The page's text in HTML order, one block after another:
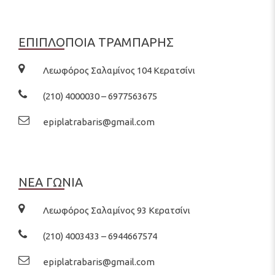
ΕΠΙΠΛΟΠΟΙΑ ΤΡΑΜΠΑΡΗΣ
Λεωφόρος Σαλαμίνος 104 Κερατσίνι
(210) 4000030 – 6977563675
epiplatrabaris@gmail.com
ΝΕΑ ΓΩΝΙΑ
Λεωφόρος Σαλαμίνος 93 Κερατσίνι
(210) 4003433 – 6944667574
epiplatrabaris@gmail.com